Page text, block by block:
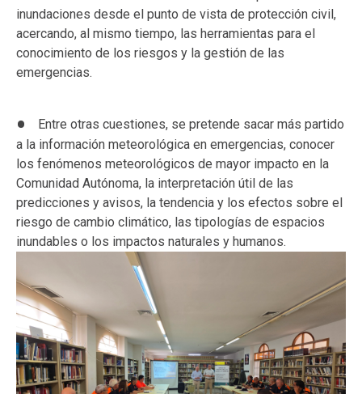
inundaciones desde el punto de vista de protección civil,
acercando, al mismo tiempo, las herramientas para el
conocimiento de los riesgos y la gestión de las
emergencias.
Entre otras cuestiones, se pretende sacar más partido
a la información meteorológica en emergencias, conocer
los fenómenos meteorológicos de mayor impacto en la
Comunidad Autónoma, la interpretación útil de las
predicciones y avisos, la tendencia y los efectos sobre el
riesgo de cambio climático, las tipologías de espacios
inundables o los impactos naturales y humanos.